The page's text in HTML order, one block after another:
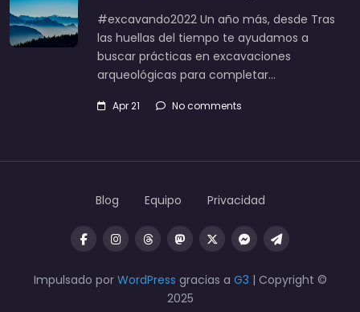
#excavando2022 Un año más, desde Tras
las huellas del tiempo te ayudamos a
buscar prácticas en excavaciones
arqueológicas para completar…
Apr 21 No comments
Blog Equipo Privacidad
Impulsado por WordPress gracias a G3 | Copyright ©
2025